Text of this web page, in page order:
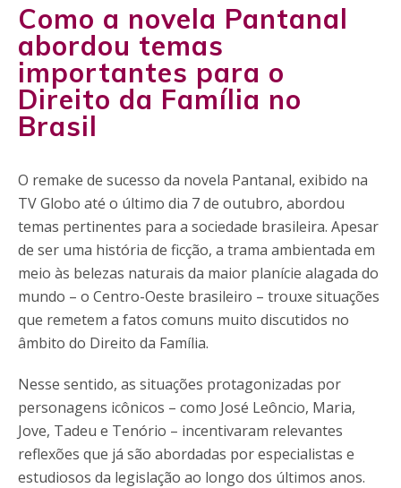
Como a novela Pantanal
abordou temas
importantes para o
Direito da Família no
Brasil
O remake de sucesso da novela Pantanal, exibido na
TV Globo até o último dia 7 de outubro, abordou
temas pertinentes para a sociedade brasileira. Apesar
de ser uma história de ficção, a trama ambientada em
meio às belezas naturais da maior planície alagada do
mundo – o Centro-Oeste brasileiro – trouxe situações
que remetem a fatos comuns muito discutidos no
âmbito do Direito da Família.
Nesse sentido, as situações protagonizadas por
personagens icônicos – como José Leôncio, Maria,
Jove, Tadeu e Tenório – incentivaram relevantes
reflexões que já são abordadas por especialistas e
estudiosos da legislação ao longo dos últimos anos.